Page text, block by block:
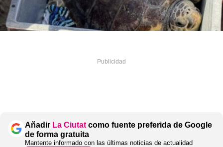
Añadir La Ciutat como fuente preferida de Google
de forma gratuita
Mantente informado con las últimas noticias de actualidad